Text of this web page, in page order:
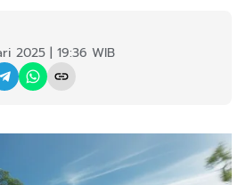
2025 | 19:36 WIB